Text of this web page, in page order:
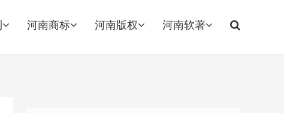
河南商标 河南版权 河南软著